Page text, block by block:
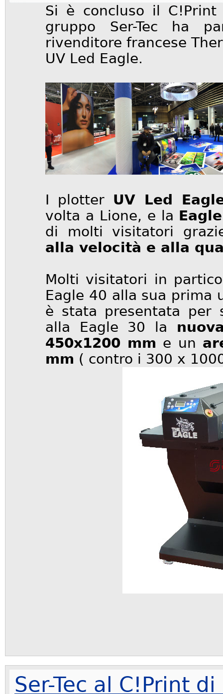
Si è concluso il
gruppo Ser-Tec ha
rivenditore francese
UV Led Eagle.
I plotter UV Led
volta a Lione, e la
di molti visitatori
alla velocità e alla
Molti visitatori in
Eagle 40 alla sua prima
è stata presentata per
alla Eagle 30 la
450x1200 mm e un
mm ( contro i 300 x
Ser-Tec al C!Print